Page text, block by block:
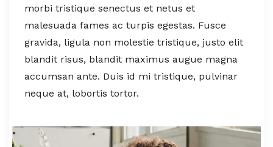
morbi tristique senectus et netus et
malesuada fames ac turpis egestas. Fusce
gravida, ligula non molestie tristique, justo elit
blandit risus, blandit maximus augue magna
accumsan ante. Duis id mi tristique, pulvinar
neque at, lobortis tortor.